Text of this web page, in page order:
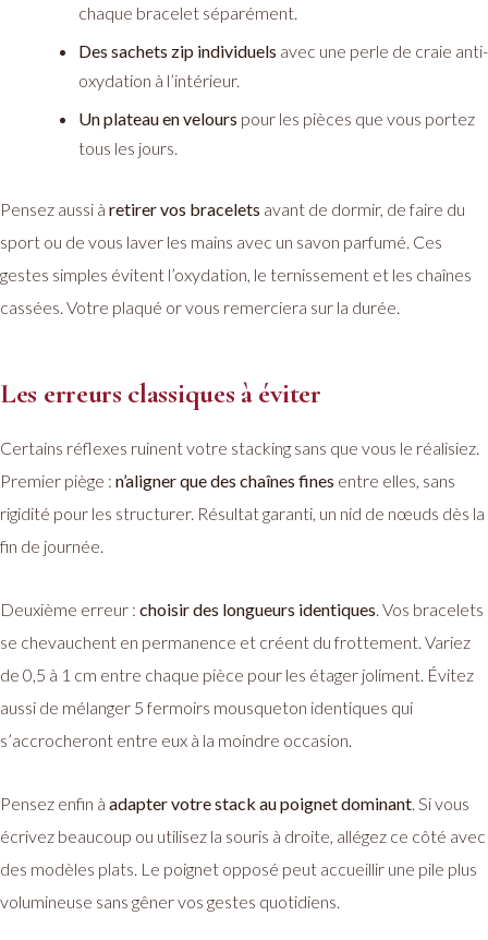
chaque bracelet séparément.
Des sachets zip individuels avec une perle de craie anti-
oxydation à l’intérieur.
Un plateau en velours pour les pièces que vous portez
tous les jours.
Pensez aussi à retirer vos bracelets avant de dormir, de faire du
sport ou de vous laver les mains avec un savon parfumé. Ces
gestes simples évitent l’oxydation, le ternissement et les chaînes
cassées. Votre plaqué or vous remerciera sur la durée.
Les erreurs classiques à éviter
Certains réflexes ruinent votre stacking sans que vous le réalisiez.
Premier piège : n’aligner que des chaînes fines entre elles, sans
rigidité pour les structurer. Résultat garanti, un nid de nœuds dès la
fin de journée.
Deuxième erreur : choisir des longueurs identiques . Vos bracelets
se chevauchent en permanence et créent du frottement. Variez
de 0,5 à 1 cm entre chaque pièce pour les étager joliment. Évitez
aussi de mélanger 5 fermoirs mousqueton identiques qui
s’accrocheront entre eux à la moindre occasion.
Pensez enfin à adapter votre stack au poignet dominant . Si vous
écrivez beaucoup ou utilisez la souris à droite, allégez ce côté avec
des modèles plats. Le poignet opposé peut accueillir une pile plus
volumineuse sans gêner vos gestes quotidiens.